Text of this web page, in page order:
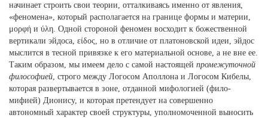
начинает строить свои теории, отталкиваясь именно от явления,
«феномена», который располагается на границе формы и материи,
μορφή и ύλη. Одной стороной феномен восходит к божественной
вертикали эйдоса, είδος, но в отличие от платоновской идеи, эйдос
мыслится в тесной привязке к его материальной основе, а не вне ее.
Таким образом, мы имеем дело с самой настоящей промежуточной
философией, строго между Логосом Аполлона и Логосом Кибелы,
которая развертывается в зоне, отданной мифологией (фило-
мифией) Дионису, и которая претендует на совершенно
автономный характер своей структуры, уполномоченной выносить